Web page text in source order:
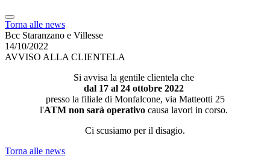
Torna alle news
Bcc Staranzano e Villesse
14/10/2022
AVVISO ALLA CLIENTELA
Si avvisa la gentile clientela che
dal 17 al 24 ottobre 2022
presso la filiale di Monfalcone, via Matteotti 25
l'ATM non sarà operativo causa lavori in corso.
Ci scusiamo per il disagio.
Torna alle news